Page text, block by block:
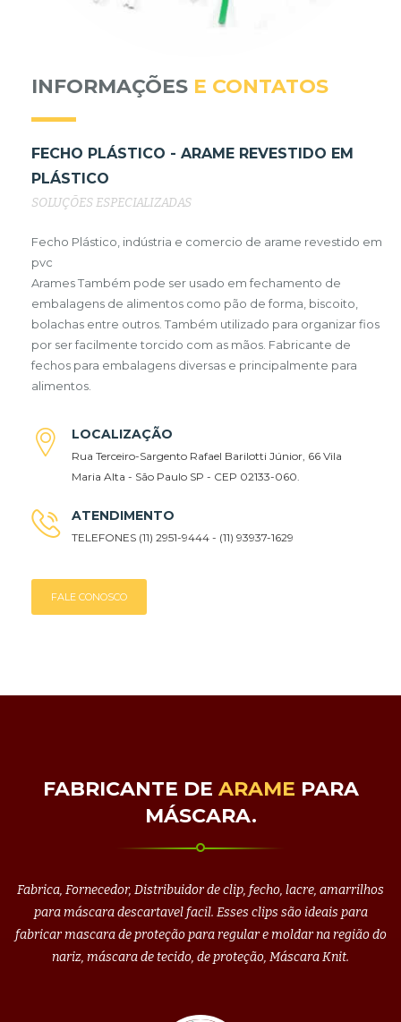
INFORMAÇÕES E CONTATOS
FECHO PLÁSTICO - ARAME REVESTIDO EM
PLÁSTICO
SOLUÇÕES ESPECIALIZADAS
Fecho Plástico, indústria e comercio de arame revestido em
pvc
Arames Também pode ser usado em fechamento de
embalagens de alimentos como pão de forma, biscoito,
bolachas entre outros. Também utilizado para organizar fios
por ser facilmente torcido com as mãos. Fabricante de
fechos para embalagens diversas e principalmente para
alimentos.
LOCALIZAÇÃO
Rua Terceiro-Sargento Rafael Barilotti Júnior, 66 Vila
Maria Alta - São Paulo SP - CEP 02133-060.
ATENDIMENTO
TELEFONES (11) 2951-9444 - (11) 93937-1629
FALE CONOSCO
FABRICANTE DE ARAME PARA
MÁSCARA.
Fabrica, Fornecedor, Distribuidor de clip, fecho, lacre, amarrilhos
para máscara descartavel facil. Esses clips são ideais para
fabricar mascara de proteção para regular e moldar na região do
nariz, máscara de tecido, de proteção, Máscara Knit.